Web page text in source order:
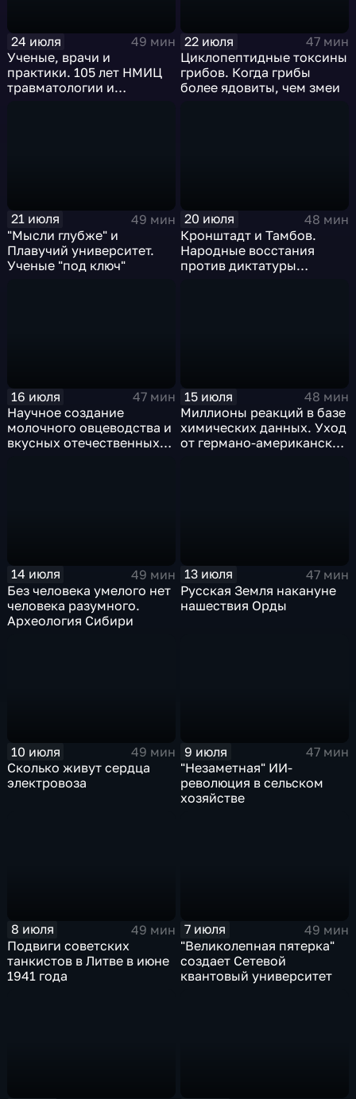
24 июля
49 мин
Ученые, врачи и
практики. 105 лет НМИЦ
травматологии и
22 июля
47 мин
Циклопептидные токсины
грибов. Когда грибы
более ядовиты, чем змеи
21 июля
49 мин
"Мысли глубже" и
Плавучий университет.
Ученые "под ключ"
20 июля
48 мин
Кронштадт и Тамбов.
Народные восстания
против диктатуры
16 июля
47 мин
Научное создание
молочного овцеводства и
вкусных отечественных
15 июля
48 мин
Миллионы реакций в базе
химических данных. Уход
от германо-американской
14 июля
49 мин
Без человека умелого нет
человека разумного.
Археология Сибири
13 июля
47 мин
Русская Земля накануне
нашествия Орды
10 июля
49 мин
Сколько живут сердца
электровоза
9 июля
47 мин
"Незаметная" ИИ-
революция в сельском
хозяйстве
8 июля
49 мин
Подвиги советских
танкистов в Литве в июне
1941 года
7 июля
49 мин
"Великолепная пятерка"
создает Сетевой
квантовый университет